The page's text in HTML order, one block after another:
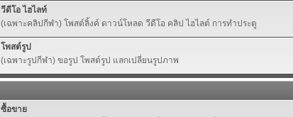
วีดีโอ ไฮไลท์
(เฉพาะคลิปกีฬา) โพสต์ลิ้งค์ ดาวน์โหลด วีดีโอ คลิป ไฮไลต์ การทำประตู
โพสต์รูป
(เฉพาะรูปกีฬา) ขอรูป โพสต์รูป แลกเปลี่ยนรูปภาพ
ซื้อขาย